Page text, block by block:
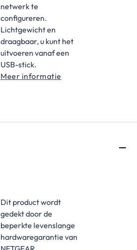
netwerk te
configureren.
Lichtgewicht en
draagbaar, u kunt het
uitvoeren vanaf een
USB-stick.
Meer informatie
​Dit product wordt
gedekt door de
beperkte levenslange
hardwaregarantie van